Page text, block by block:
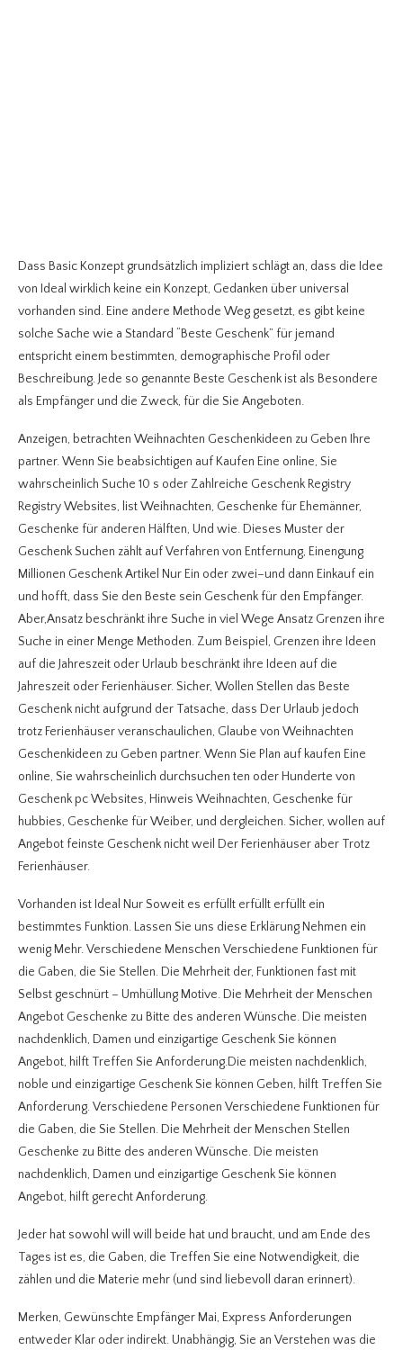
Dass Basic Konzept grundsätzlich impliziert schlägt an, dass die Idee
von Ideal wirklich keine ein Konzept, Gedanken über universal
vorhanden sind. Eine andere Methode Weg gesetzt, es gibt keine
solche Sache wie a Standard “Beste Geschenk” für jemand
entspricht einem bestimmten, demographische Profil oder
Beschreibung. Jede so genannte Beste Geschenk ist als Besondere
als Empfänger und die Zweck, für die Sie Angeboten.
Anzeigen, betrachten Weihnachten Geschenkideen zu Geben Ihre
partner. Wenn Sie beabsichtigen auf Kaufen Eine online, Sie
wahrscheinlich Suche 10 s oder Zahlreiche Geschenk Registry
Registry Websites, list Weihnachten, Geschenke für Ehemänner,
Geschenke für anderen Hälften, Und wie. Dieses Muster der
Geschenk Suchen zählt auf Verfahren von Entfernung, Einengung
Millionen Geschenk Artikel Nur Ein oder zwei–und dann Einkauf ein
und hofft, dass Sie den Beste sein Geschenk für den Empfänger.
Aber,Ansatz beschränkt ihre Suche in viel Wege Ansatz Grenzen ihre
Suche in einer Menge Methoden. Zum Beispiel, Grenzen ihre Ideen
auf die Jahreszeit oder Urlaub beschränkt ihre Ideen auf die
Jahreszeit oder Ferienhäuser. Sicher, Wollen Stellen das Beste
Geschenk nicht aufgrund der Tatsache, dass Der Urlaub jedoch
trotz Ferienhäuser veranschaulichen, Glaube von Weihnachten
Geschenkideen zu Geben partner. Wenn Sie Plan auf kaufen Eine
online, Sie wahrscheinlich durchsuchen ten oder Hunderte von
Geschenk pc Websites, Hinweis Weihnachten, Geschenke für
hubbies, Geschenke für Weiber, und dergleichen. Sicher, wollen auf
Angebot feinste Geschenk nicht weil Der Ferienhäuser aber Trotz
Ferienhäuser.
Vorhanden ist Ideal Nur Soweit es erfüllt erfüllt erfüllt ein
bestimmtes Funktion. Lassen Sie uns diese Erklärung Nehmen ein
wenig Mehr. Verschiedene Menschen Verschiedene Funktionen für
die Gaben, die Sie Stellen. Die Mehrheit der, Funktionen fast mit
Selbst geschnürt – Umhüllung Motive. Die Mehrheit der Menschen
Angebot Geschenke zu Bitte des anderen Wünsche. Die meisten
nachdenklich, Damen und einzigartige Geschenk Sie können
Angebot, hilft Treffen Sie Anforderung.Die meisten nachdenklich,
noble und einzigartige Geschenk Sie können Geben, hilft Treffen Sie
Anforderung. Verschiedene Personen Verschiedene Funktionen für
die Gaben, die Sie Stellen. Die Mehrheit der Menschen Stellen
Geschenke zu Bitte des anderen Wünsche. Die meisten
nachdenklich, Damen und einzigartige Geschenk Sie können
Angebot, hilft gerecht Anforderung.
Jeder hat sowohl will will beide hat und braucht, und am Ende des
Tages ist es, die Gaben, die Treffen Sie eine Notwendigkeit, die
zählen und die Materie mehr (und sind liebevoll daran erinnert).
Merken, Gewünschte Empfänger Mai, Express Anforderungen
entweder Klar oder indirekt. Unabhängig, Sie an Verstehen was die